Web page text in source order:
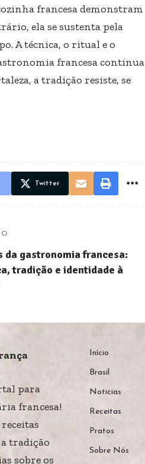
francesa demonstram
ela se sustenta pela
A técnica, o ritual e o
francesa continua
a tradição resiste, se
Twitter
da gastronomia francesa:
tradição e identidade à
para
francesa!
a tradição
sobre os
Início
Brasil
Noticias
Receitas
Pratos
Sobre Nós